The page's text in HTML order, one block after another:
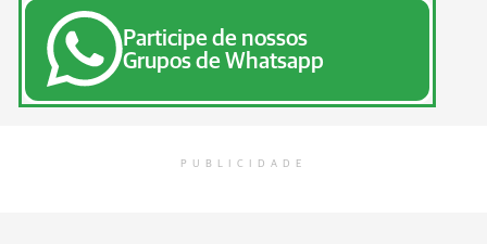
Participe de nossos
Grupos de Whatsapp
PUBLICIDADE